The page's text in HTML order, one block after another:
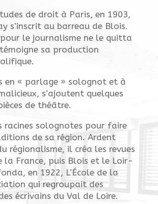
de droit à Paris, en 1903,
s’inscrit au barreau de Blois.
le journalisme ne le quitta
sa production
en « parlage » solognot et à
s’ajoutent quelques
de théâtre.
racines solognotes pour faire
de sa région. Ardent
régionalisme, il créa les revues
la France, puis Blois et le Loir-
en 1922, L’École de la
qui regroupait des
écrivains du Val de Loire.